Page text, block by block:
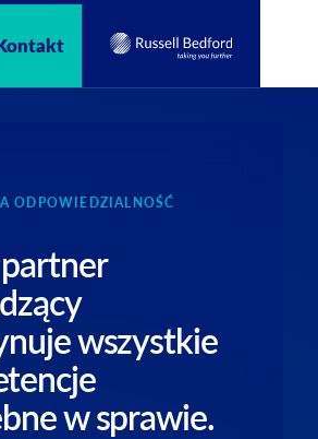
ODPOWIEDZIALNOŚĆ
wszystkie
w sprawie.